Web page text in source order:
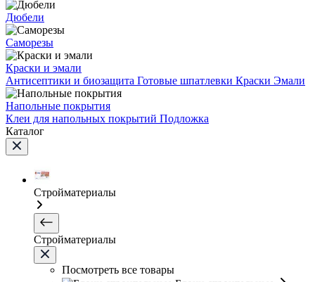
Дюбели
Саморезы
Краски и эмали
Антисептики и биозащита Готовые шпатлевки Краски Эмали
Напольные покрытия
Клеи для напольных покрытий Подложка
Каталог
Стройматериалы
Стройматериалы
Посмотреть все товары